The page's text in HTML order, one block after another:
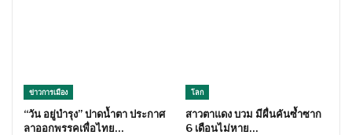
ข่าวการเมือง
“วัน อยู่บำรุง” ปาดน้ำตา ประกาศ
ลาออกพรรคเพื่อไทย…
โลก
สาวตาแดง บวม มีผื่นคันซ้ำซาก
6 เดือนไม่หาย…